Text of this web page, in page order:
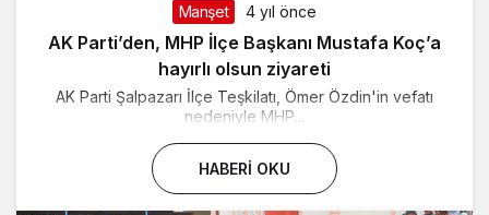
Manşet 4 yıl önce
AK Parti’den, MHP İlçe Başkanı Mustafa Koç’a
hayırlı olsun ziyareti
AK Parti Şalpazarı İlçe Teşkilatı, Ömer Özdin'in vefatı
nedeniyle MHP...
HABERI OKU